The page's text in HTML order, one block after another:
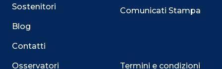
Sostenitori
Blog
Contatti
Osservatori
Comunicati Stampa
Termini e condizioni